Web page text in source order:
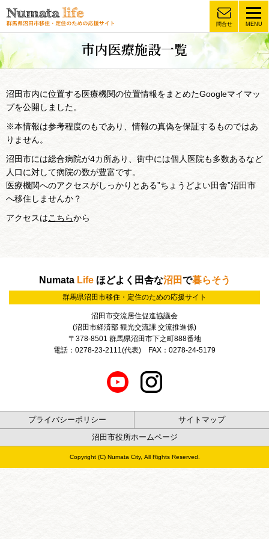
Numata life ほどよく田舎な
沼田で暮らそう 群馬県沼田
市移住・定住のための応援
サイト
問合せ MENU
市内医療施設一覧
沼田市内に位置する医療機関の位置情報をまとめたGoogleマイマッ
プを公開しました。
※本情報は参考程度のもであり、情報の真偽を保証するものではあ
りません。
沼田市には総合病院が4カ所あり、街中には個人医院も多数あるなど
人口に対して病院の数が豊富です。
医療機関へのアクセスがしっかりとある”ちょうどよい田舎”沼田市
へ移住しませんか？
アクセスはこちらから
Numata Life ほどよく田舎な沼田で暮らそう
群馬県沼田市移住・定住のための応援サイト
沼田市交流居住促進協議会
(沼田市経済部 観光交流課 交流推進係)
〒378-8501 群馬県沼田市下之町888番地
電話：0278-23-2111(代表) FAX：0278-24-5179
プライバシーポリシー
サイトマップ
沼田市役所ホームページ
Copyright (C) Numata City, All Rights Reserved.